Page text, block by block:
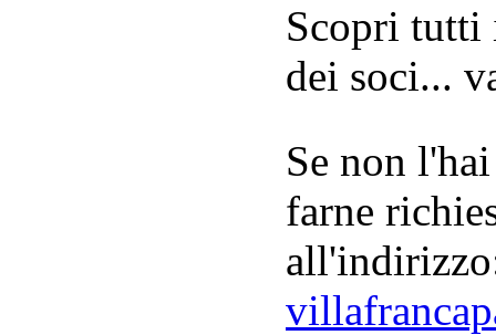
Scopri tutti
dei soci...
Se non
farne